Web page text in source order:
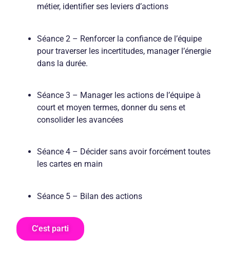
métier, identifier ses leviers d’actions
Séance 2 – Renforcer la confiance de l’équipe
pour traverser les incertitudes, manager l’énergie
dans la durée.
Séance 3 – Manager les actions de l’équipe à
court et moyen termes, donner du sens et
consolider les avancées
Séance 4 – Décider sans avoir forcément toutes
les cartes en main
Séance 5 – Bilan des actions
C'est parti